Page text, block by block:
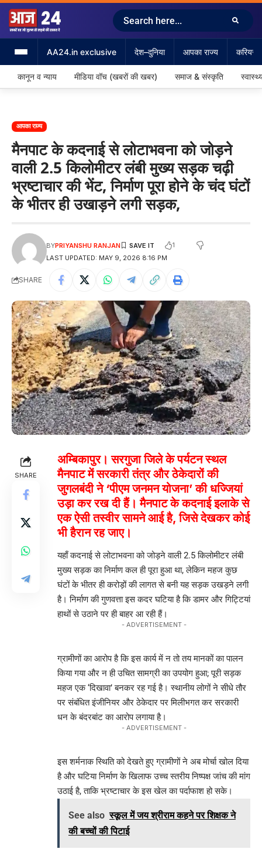
AA24.in exclusive देश–दुनिया आपका राज्य करियर
कानून व न्याय मीडिया वॉच (खबरों की खबर) समाज & संस्कृति
आपका राज्य
मैनपाट के कदनाई से लोटाभवना को जोड़ने
वाली 2.5 किलोमीटर लंबी मुख्य सड़क चढ़ी
भ्रष्टाचार की भेंट, निर्माण पूरा होने के चंद घंटों
के भीतर ही उखाड़ने लगी सड़क,
LAST UPDATED: MAY 9, 2026 8:16 PM
BYPRIYANSHU RANJAN 1
SHARE
SHARE
अम्बिकापुर। सरगुजा जिले के पर्यटन स्थल
मैनपाट में सरकारी तंत्र और ठेकेदारों की
जुगलबंदी ने ‘पीएम जनमन योजना’ की धज्जियां
उड़ा कर रख दी हैं। मैनपाट के कदनाई इलाके से
एक ऐसी तस्वीर सामने आई है, जिसे देखकर कोई
भी हैरान रह जाए।
यहाँ कदनाई से लोटाभवना को जोड़ने वाली 2.5 किलोमीटर लंबी
मुख्य सड़क का निर्माण कल ही पूरा हुआ था, लेकिन महज कुछ
घंटों के भीतर ही करोड़ों की लागत से बनी यह सड़क उखड़ने लगी
है। निर्माण की गुणवत्ता इस कदर घटिया है कि डामर और गिट्टियां
हाथों से उठाने पर ही बाहर आ रही हैं।
- ADVERTISEMENT -
ग्रामीणों का आरोप है कि इस कार्य में न तो तय मानकों का पालन
किया गया और न ही उचित सामग्री का उपयोग हुआ; पूरी सड़क
महज एक ‘दिखावा’ बनकर रह गई है। स्थानीय लोगों ने सीधे तौर
पर संबंधित इंजीनियर और ठेकेदार पर मिलीभगत कर सरकारी
धन के बंदरबांट का आरोप लगाया है।
- ADVERTISEMENT -
इस शर्मनाक स्थिति को देखते हुए ग्रामीणों ने अब मोर्चा खोल दिया
है और घटिया निर्माण के खिलाफ उच्च स्तरीय निष्पक्ष जांच की मांग
उठाई है, ताकि भ्रष्टाचार के इस खेल का पर्दाफाश हो सके।
See also स्कूल में जय श्रीराम कहने पर शिक्षक ने
की बच्चों की पिटाई